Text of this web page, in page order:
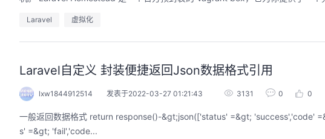
Laravel 虚拟化
Laravel自定义 封装便捷返回Json数据格式引用
lxw1844912514 发表于2022-03-27 01:21:43 3131 0 0
一般返回数据格式 return response()-&gt;json(['status' =&gt; 'success','code' =&gt; 200,'message' =&gt; '关注成功']); return response()-&gt;json(['statu
s' =&gt; 'fail','code...